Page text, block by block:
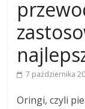
7 października
Oringi, czyli